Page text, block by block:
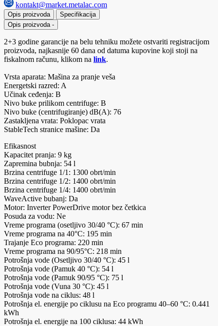
kontakt@market.metalac.com
Opis proizvoda
Specifikacija
Opis proizvoda -
2+3 godine garancije na belu tehniku možete ostvariti registracijom
proizvoda, najkasnije 60 dana od datuma kupovine koji stoji na
fiskalnom računu, klikom na link.
Vrsta aparata: Mašina za pranje veša
Energetski razred: A
Učinak ceđenja: B
Nivo buke prilikom centrifuge: B
Nivo buke (centrifugiranje) dB(A): 76
Zastakljena vrata: Poklopac vrata
StableTech stranice mašine: Da
Efikasnost
Kapacitet pranja: 9 kg
Zapremina bubnja: 54 l
Brzina centrifuge 1/1: 1300 obrt/min
Brzina centrifuge 1/2: 1400 obrt/min
Brzina centrifuge 1/4: 1400 obrt/min
WaveActive bubanj: Da
Motor: Inverter PowerDrive motor bez četkica
Posuda za vodu: Ne
Vreme programa (osetljivo 30/40 °C): 67 min
Vreme programa na 40°C: 195 min
Trajanje Eco programa: 220 min
Vreme programa na 90/95°C: 218 min
Potrošnja vode (Osetljivo 30/40 °C): 45 l
Potrošnja vode (Pamuk 40 °C): 54 l
Potrošnja vode (Pamuk 90/95 °C): 75 l
Potrošnja vode (Vuna 30 °C): 45 l
Potrošnja vode na ciklus: 48 l
Potrošnja el. energije po ciklusu na Eco programu 40–60 °C: 0.441
kWh
Potrošnja el. energije na 100 ciklusa: 44 kWh